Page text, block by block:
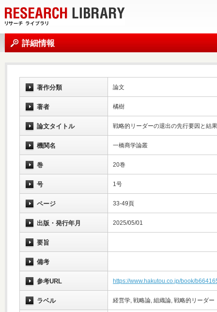
詳細情報
著作分類 論文
著者 橘樹
論文タイトル 戦略的リーダーの退出の先行要因と結
機関名 一橋商学論叢
巻 20巻
号 1号
ページ 33-49頁
出版・発行年月 2025/05/01
要旨
備考
参考URL https://www.hakutou.co.jp/book/
ラベル 経営学, 戦略論, 組織論, 戦略的リーダー